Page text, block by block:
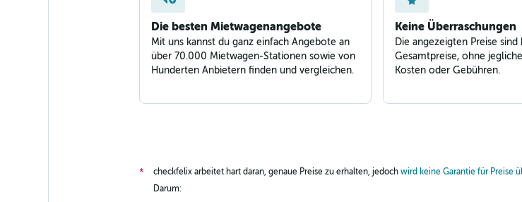
Die besten Mietwagenangebote
Mit uns kannst du ganz einfach Angebote an
über 70.000 Mietwagen-Stationen sowie von
Hunderten Anbietern finden und vergleichen.
Keine Überraschungen
Die angezeigten Preise sind
Gesamtpreise, ohne
Kosten oder Gebühren.
* checkfelix arbeitet hart daran, genaue Preise zu erhalten, jedoch wird keine Garantie für Preise
Darum: